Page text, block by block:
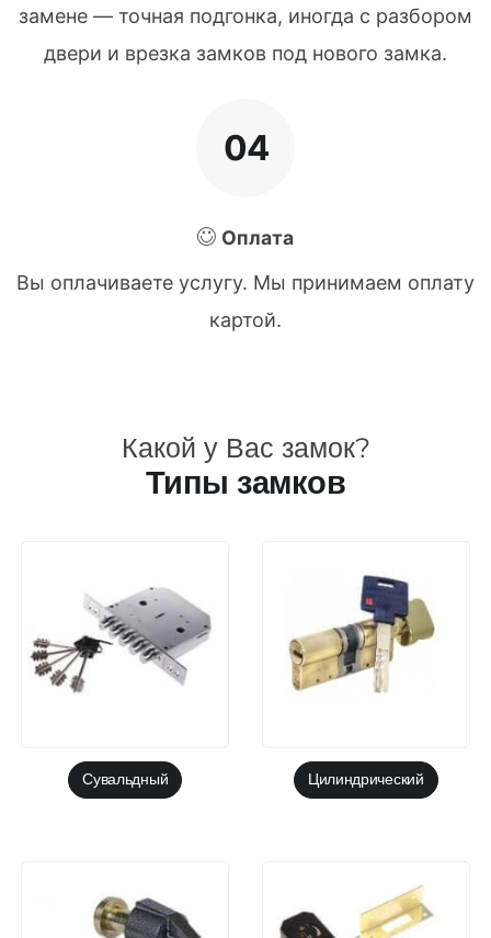
замене — точная подгонка, иногда с разбором
двери и врезка замков под нового замка.
04
Оплата
Вы оплачиваете услугу. Мы принимаем оплату
картой.
Какой у Вас замок?
Типы замков
Сувальдный Цилиндрический